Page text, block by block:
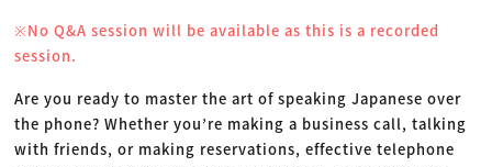
※No Q&A session will be available as this is a recorded
session.
Are you ready to master the art of speaking Japanese over
the phone? Whether you’re making a business call, talking
with friends, or making reservations, effective telephone